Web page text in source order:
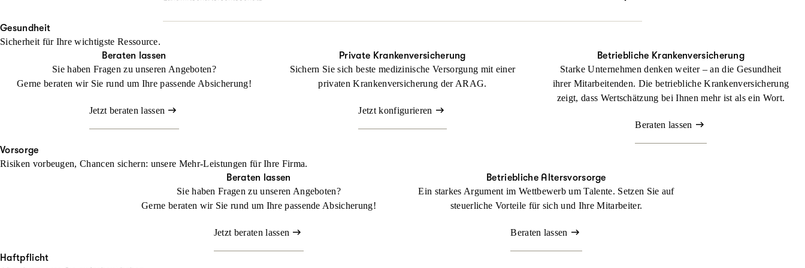
Beraten lassen
Jetzt konfigurieren Beraten lassen
Gesundheit
Sicherheit für Ihre wichtigste Ressource.
Beraten lassen
Sie haben Fragen zu unseren Angeboten?
Gerne beraten wir Sie rund um Ihre passende Absicherung!
Jetzt beraten lassen
Private Krankenversicherung
Sichern Sie sich beste medizinische Versorgung mit einer
privaten Krankenversicherung der ARAG.
Jetzt konfigurieren
Betriebliche Krankenversicherung
Starke Unternehmen denken weiter – an die Gesundheit
ihrer Mitarbeitenden. Die betriebliche Krankenversicherung
zeigt, dass Wertschätzung bei Ihnen mehr ist als ein Wort.
Beraten lassen
Vorsorge
Risiken vorbeugen, Chancen sichern: unsere Mehr-Leistungen für Ihre Firma.
Beraten lassen
Sie haben Fragen zu unseren Angeboten?
Gerne beraten wir Sie rund um Ihre passende Absicherung!
Jetzt beraten lassen
Betriebliche Altersvorsorge
Ein starkes Argument im Wettbewerb um Talente. Setzen Sie auf
steuerliche Vorteile für sich und Ihre Mitarbeiter.
Beraten lassen
Haftpflicht